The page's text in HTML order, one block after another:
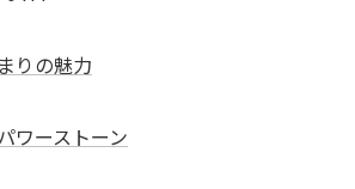
りの魅力
ワーストーン